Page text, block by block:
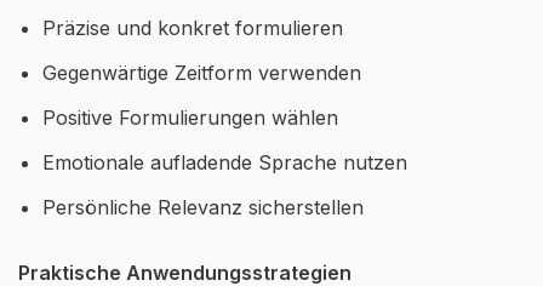
Präzise und konkret formulieren
Gegenwärtige Zeitform verwenden
Positive Formulierungen wählen
Emotionale aufladende Sprache nutzen
Persönliche Relevanz sicherstellen
Praktische Anwendungsstrategien